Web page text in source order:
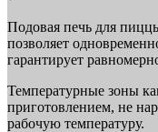
Подовая печь для
позволяет
гарантирует
Температурные зоны
приготовлением, не
рабочую температуру.